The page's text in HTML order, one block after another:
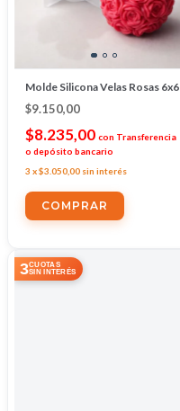
Molde Silicona Velas Rosas 6x6
$9.150,00
$8.235,00 con Transferencia
o depósito bancario
3 x$3.050,00 sin interés
3CUOTAS
SIN INTERÉS